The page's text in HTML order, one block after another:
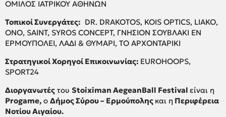
ΟΜΙΛΟΣ ΙΑΤΡΙΚΟΥ ΑΘΗΝΩΝ
ΤοπικοίΣυνεργάτες: DR. DRAKOTOS, KOIS OPTICS, LIAKO,
ONO, SAINT, SYROS CONCEPT, ΓΝΗΣΙΟΝ ΣΟΥΒΛΑΚΙ ΕΝ
ΕΡΜΟΥΠΟΛΕΙ, ΛΑΔΙ & ΘΥΜΑΡΙ, ΤΟ ΑΡΧΟΝΤΑΡΙΚΙ
Στρατηγικοί Χορηγοί Επικοινωνίας: EUROHOOPS,
SPORT24
Διοργανωτές του Stoiximan AegeanBall Festival είναι η
Progame, ο Δήμος Σύρου – Ερμούπολης και η Περιφέρεια
Νοτίου Αιγαίου.